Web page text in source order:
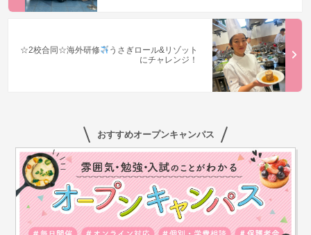
☆2校合同☆海外研修
うさぎロール&リゾット
にチャレンジ！
おすすめオープンキャンパス